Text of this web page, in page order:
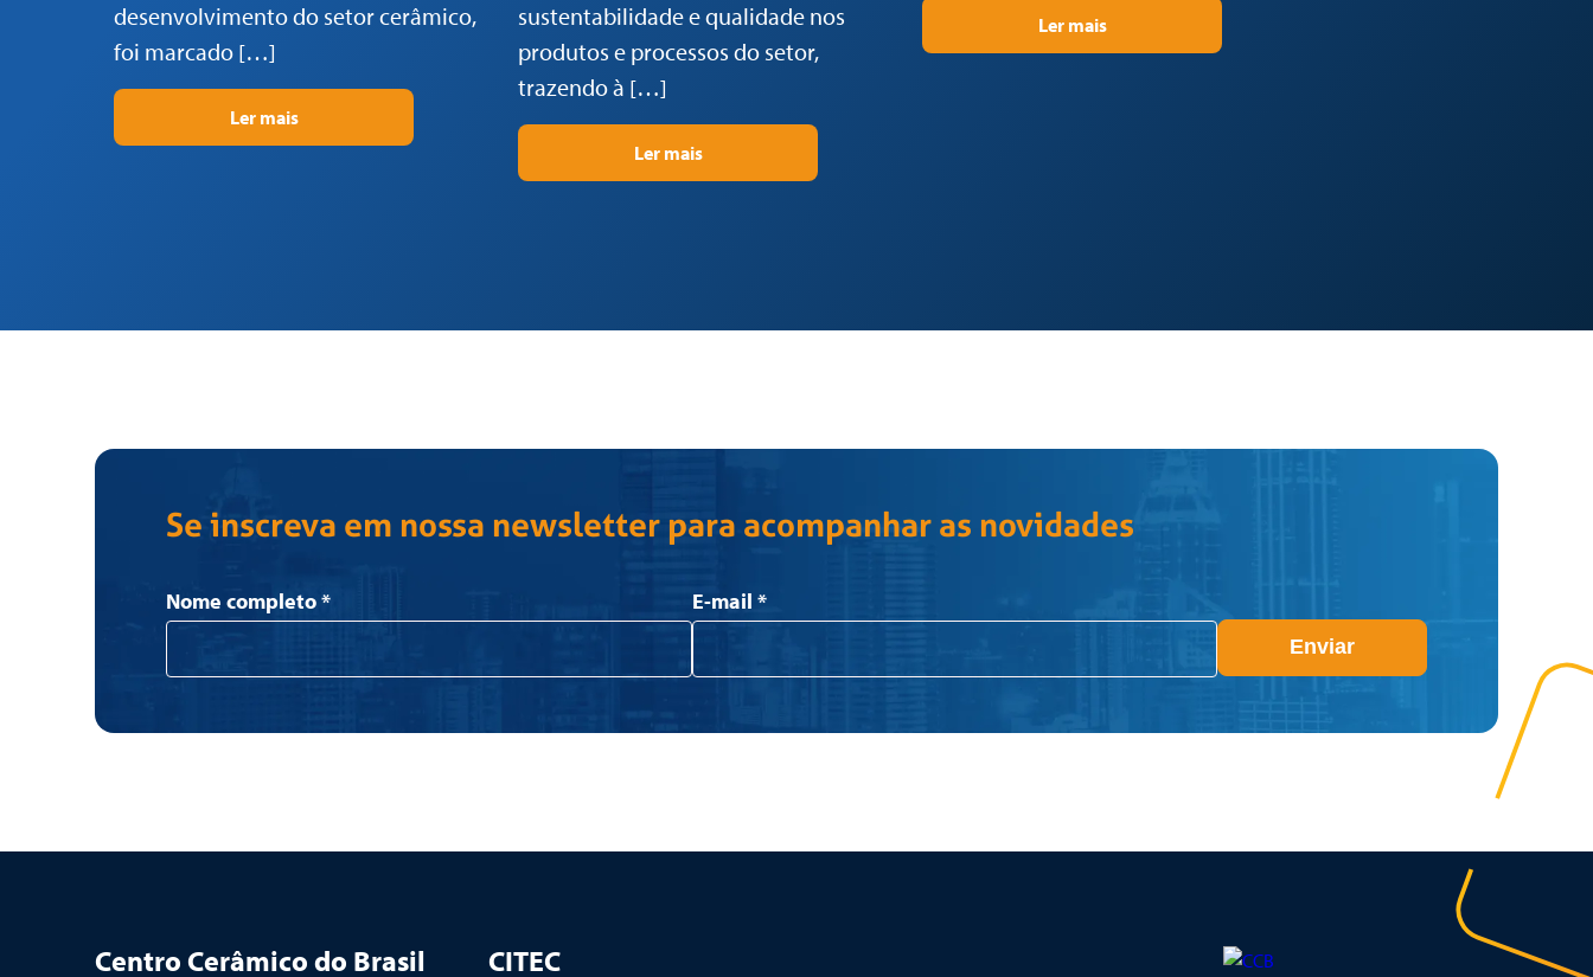
desenvolvimento do setor cerâmico,
foi marcado […]
Ler mais
sustentabilidade e qualidade nos
produtos e processos do setor,
trazendo à […]
Ler mais
Ler mais
Se inscreva em nossa newsletter para acompanhar as novidades
Newsletter
Nome completo* E-mail *
Enviar
Centro Cerâmico do Brasil CITEC